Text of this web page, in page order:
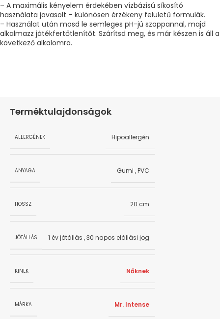
– A maximális kényelem érdekében vízbázisú síkosító
használata javasolt – különösen érzékeny felületű formulák.
– Használat után mosd le semleges pH-jú szappannal, majd
alkalmazz játékfertőtlenítőt. Szárítsd meg, és már készen is áll a
következő alkalomra.
Terméktulajdonságok
ALLERGÉNEK Hipoallergén
ANYAGA Gumi ,PVC
HOSSZ 20 cm
JÓTÁLLÁS 1 év jótállás ,30 napos elállási jog
KINEK Nőknek
MÁRKA Mr. Intense